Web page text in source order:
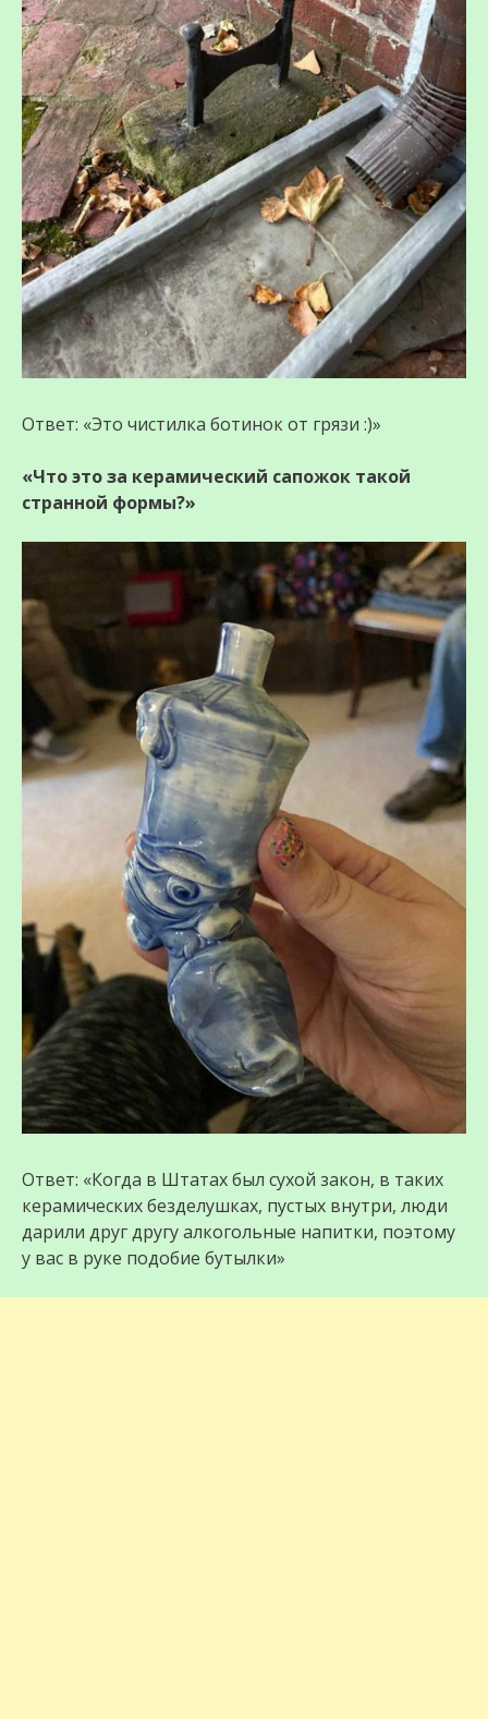
Ответ: «Это чистилка ботинок от грязи :)»
«Что это за керамический сапожок такой
странной формы?»
Ответ: «Когда в Штатах был сухой закон, в таких
керамических безделушках, пустых внутри, люди
дарили друг другу алкогольные напитки, поэтому
у вас в руке подобие бутылки»